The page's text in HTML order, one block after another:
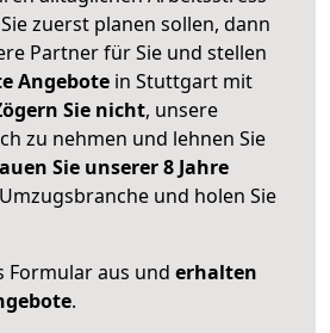
zuerst planen sollen, dann
Partner für Sie und stellen
Angebote in Stuttgart mit
Sie nicht, unsere
zu nehmen und lehnen Sie
Sie unserer 8 Jahre
und holen Sie
Formular aus und erhalten
.